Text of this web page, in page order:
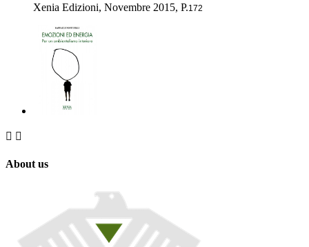
Xenia Edizioni, Novembre 2015, P.172
 
About us